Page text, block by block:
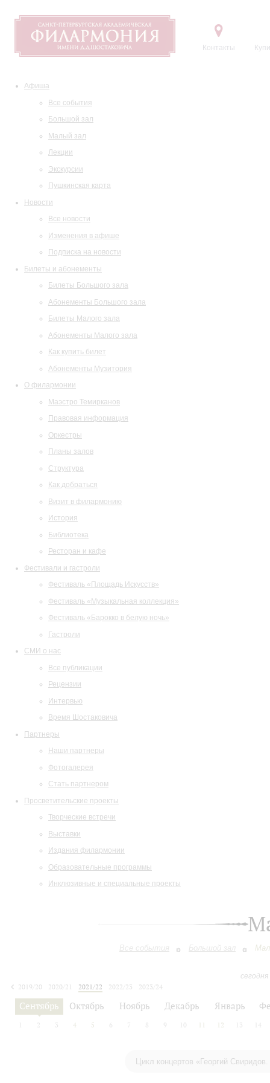
Контакты
Афиша
Все события
Большой зал
Малый зал
Лекции
Экскурсии
Пушкинская карта
Новости
Все новости
Изменения в афише
Подписка на новости
Билеты и абонементы
Билеты Большого зала
Абонементы Большого зала
Билеты Малого зала
Абонементы Малого зала
Как купить билет
Абонементы Музитория
О филармонии
Маэстро Темирканов
Правовая информация
Оркестры
Планы залов
Структура
Как добраться
Визит в филармонию
История
Библиотека
Ресторан и кафе
Фестивали и гастроли
Фестиваль «Площадь Искусств»
Фестиваль «Музыкальная коллекция»
Фестиваль «Барокко в белую ночь»
Гастроли
СМИ о нас
Все публикации
Рецензии
Интервью
Время Шостаковича
Партнеры
Наши партнеры
Фотогалерея
Стать партнером
Просветительские проекты
Творческие встречи
Выставки
Издания филармонии
Образовательные программы
Инклюзивные и специальные проекты
Все события Большой зал
2019/20
2020/21 2021/22 2022/23
2023/24
2024/25
2025/26
Сентябрь Октябрь Ноябрь Декабрь Январь
2 3 4 5 6 7 8 9 10 11 12 13 14
Цикл концертов «Георгий